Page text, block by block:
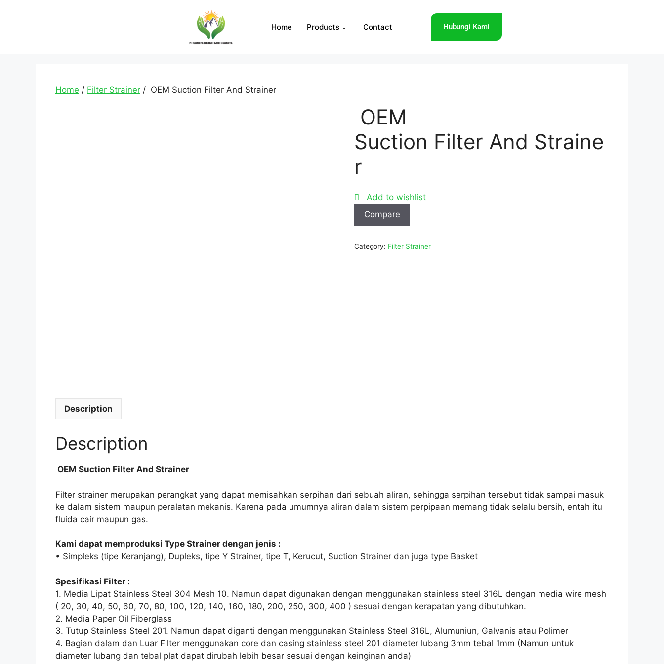
Home Products Contact Hubungi Kami
Home / Filter Strainer / OEM Suction Filter And Strainer
OEM
Suction Filter And Straine
r
Add to wishlist
Compare
Category: Filter Strainer
Description
Description
OEM Suction Filter And Strainer
Filter strainer merupakan perangkat yang dapat memisahkan serpihan dari sebuah aliran, sehingga serpihan tersebut tidak sampai masuk
ke dalam sistem maupun peralatan mekanis. Karena pada umumnya aliran dalam sistem perpipaan memang tidak selalu bersih, entah itu
fluida cair maupun gas.
Kami dapat memproduksi Type Strainer dengan jenis :
• Simpleks (tipe Keranjang), Dupleks, tipe Y Strainer, tipe T, Kerucut, Suction Strainer dan juga type Basket
Spesifikasi Filter :
1. Media Lipat Stainless Steel 304 Mesh 10. Namun dapat digunakan dengan menggunakan stainless steel 316L dengan media wire mesh
( 20, 30, 40, 50, 60, 70, 80, 100, 120, 140, 160, 180, 200, 250, 300, 400 ) sesuai dengan kerapatan yang dibutuhkan.
2. Media Paper Oil Fiberglass
3. Tutup Stainless Steel 201. Namun dapat diganti dengan menggunakan Stainless Steel 316L, Alumuniun, Galvanis atau Polimer
4. Bagian dalam dan Luar Filter menggunakan core dan casing stainless steel 201 diameter lubang 3mm tebal 1mm (Namun untuk
diameter lubang dan tebal plat dapat dirubah lebih besar sesuai dengan keinginan anda)